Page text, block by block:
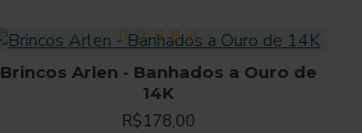
Brincos Arlen - Banhados a Ouro de
14K
R$178,00